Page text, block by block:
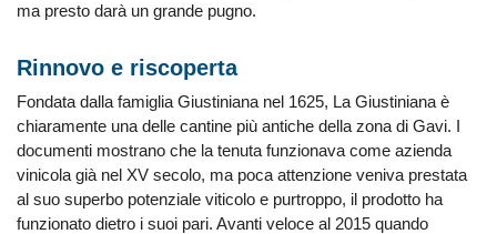
ma presto darà un grande pugno.
Rinnovo e riscoperta
Fondata dalla famiglia Giustiniana nel 1625, La Giustiniana è
chiaramente una delle cantine più antiche della zona di Gavi. I
documenti mostrano che la tenuta funzionava come azienda
vinicola già nel XV secolo, ma poca attenzione veniva prestata
al suo superbo potenziale viticolo e purtroppo, il prodotto ha
funzionato dietro i suoi pari. Avanti veloce al 2015 quando